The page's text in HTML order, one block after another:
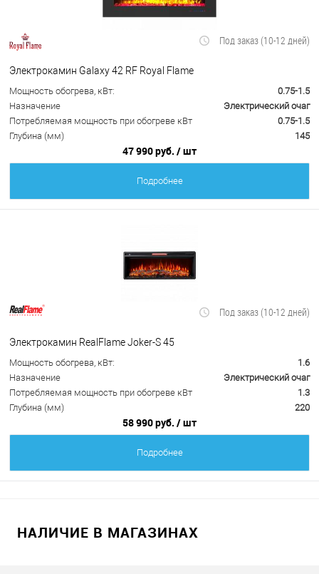
Под заказ (10-12 дней)
Электрокамин Galaxy 42 RF Royal Flame
Мощность обогрева, кВт:
0.75-1.5
Назначение
Электрический очаг
Потребляемая мощность при обогреве кВт
0.75-1.5
Глубина (мм)
145
47 990 руб. / шт
Подробнее
Под заказ (10-12 дней)
Электрокамин RealFlame Joker-S 45
Мощность обогрева, кВт:
1.6
Назначение
Электрический очаг
Потребляемая мощность при обогреве кВт
1.3
Глубина (мм)
220
58 990 руб. / шт
Подробнее
НАЛИЧИЕ В МАГАЗИНАХ